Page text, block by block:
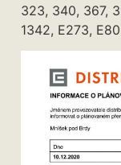
323, 340, 367,
1342, E273, E80